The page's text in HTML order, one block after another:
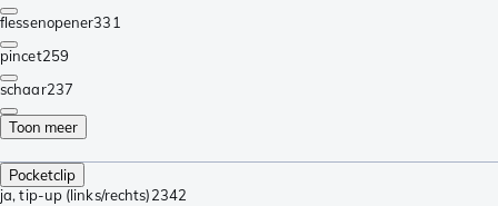
flessenopener331
pincet259
schaar237
Toon meer
Pocketclip
ja, tip-up (links/rechts)2342